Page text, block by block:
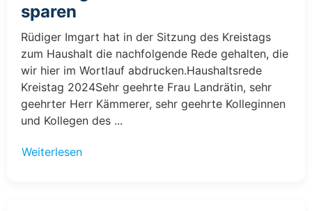
sparen
Rüdiger Imgart hat in der Sitzung des Kreistags
zum Haushalt die nachfolgende Rede gehalten, die
wir hier im Wortlauf abdrucken.Haushaltsrede
Kreistag 2024Sehr geehrte Frau Landrätin, sehr
geehrter Herr Kämmerer, sehr geehrte Kolleginnen
und Kollegen des ...
Weiterlesen